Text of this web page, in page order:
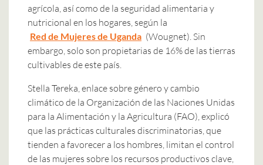
agrícola, así como de la seguridad alimentaria y
nutricional en los hogares, según la
Red de Mujeres de Uganda (Wougnet). Sin
embargo, solo son propietarias de 16% de las tierras
cultivables de este país.
Stella Tereka, enlace sobre género y cambio
climático de la Organización de las Naciones Unidas
para la Alimentación y la Agricultura (FAO), explicó
que las prácticas culturales discriminatorias, que
tienden a favorecer a los hombres, limitan el control
de las mujeres sobre los recursos productivos clave,